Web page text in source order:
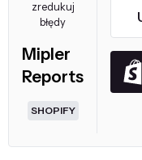
zredukuj
błędy
Mipler
Reports
SHOPIFY